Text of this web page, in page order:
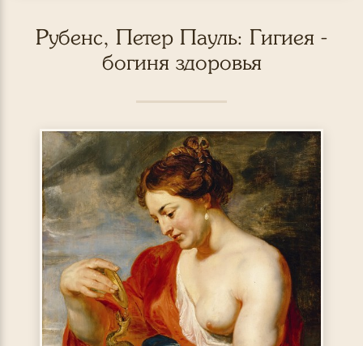
Рубенс, Петер Пауль: Гигиея -
богиня здоровья